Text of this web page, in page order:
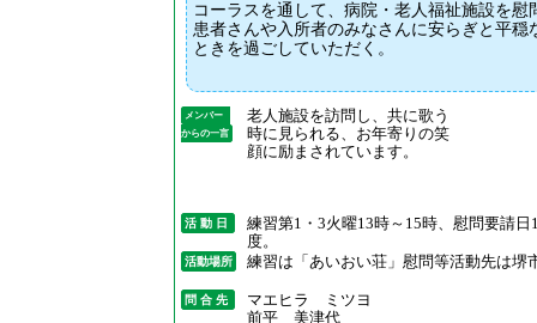
コーラスを通して、病院・老人福祉施設を慰
患者さんや入所者のみなさんに安らぎと平穏
ときを過ごしていただく。
メンバー
からの一言
老人施設を訪問し、共に歌う
時に見られる、お年寄りの笑
顔に励まされています。
活 動 日
練習第1・3火曜13時～15時、慰問要請日
度。
活動場所 練習は「あいおい荘」慰問等活動先は堺
問 合 先
マエヒラ ミツヨ
前平 美津代